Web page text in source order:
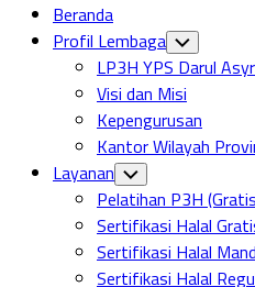
Beranda
Profil Lembaga Toggle
Child
Menu
LP3H YPS Darul
Visi dan Misi
Kepengurusan
Kantor Wilayah
Layanan Toggle
Child
Menu
Pelatihan P3H
Sertifikasi Halal
Sertifikasi Halal
Sertifikasi Halal